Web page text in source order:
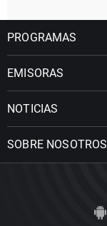
PROGRAMAS
EMISORAS
NOTICIAS
SOBRE NOSOTROS